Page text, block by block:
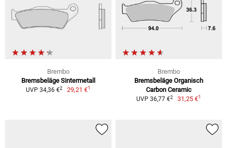
Brembo
Bremsbeläge Sintermetall
UVP 34,36 €2 29,21 €1
Brembo
Bremsbeläge Organisch
Carbon Ceramic
UVP 36,77 €2 31,25 €1